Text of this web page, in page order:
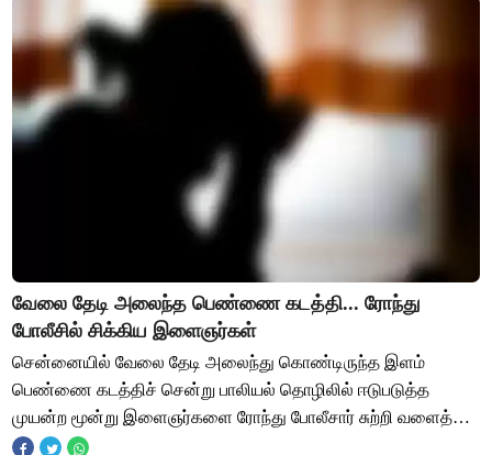
வேலை தேடி அலைந்த பெண்ணை கடத்தி... ரோந்து
போலீசில் சிக்கிய இளைஞர்கள்
சென்னையில் வேலை தேடி அலைந்து கொண்டிருந்த இளம்
பெண்ணை கடத்திச் சென்று பாலியல் தொழிலில் ஈடுபடுத்த
முயன்ற மூன்று இளைஞர்களை ரோந்து போலீசார் சுற்றி வளைத்த
போது அதில் ஒருவர் தப்பி ஓடிவிட, இரண்டு பேர் பிடிப